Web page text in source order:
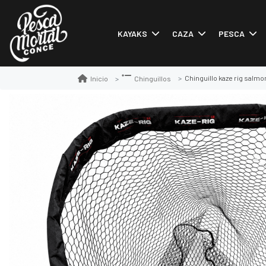
KAYAKS CAZA PESCA
Inicio Chinguillos Chinguillo kaze rig